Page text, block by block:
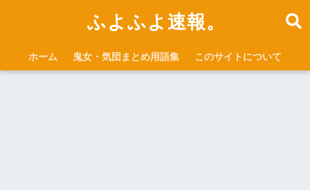
ふよふよ速報。
ホーム 鬼女・気団まとめ用語集 このサイトについて